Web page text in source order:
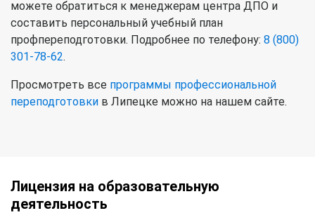
можете обратиться к менеджерам центра ДПО и
составить персональный учебный план
профпереподготовки. Подробнее по телефону: 8 (800)
301-78-62.
Просмотреть все программы профессиональной
переподготовки в Липецке можно на нашем сайте.
Лицензия на образовательную
деятельность